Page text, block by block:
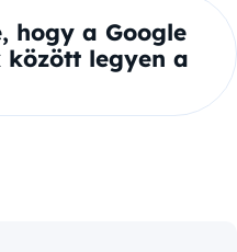
hogy a Google
között legyen a